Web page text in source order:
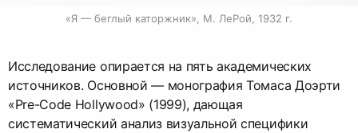
«Я — беглый каторжник», М. ЛеРой, 1932 г.
Исследование опирается на пять академических
источников. Основной — монография Томаса Доэрти
«Pre-Code Hollywood» (1999), дающая
систематический анализ визуальной специфики